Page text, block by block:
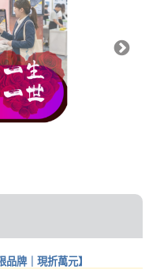
牌｜現折萬元】